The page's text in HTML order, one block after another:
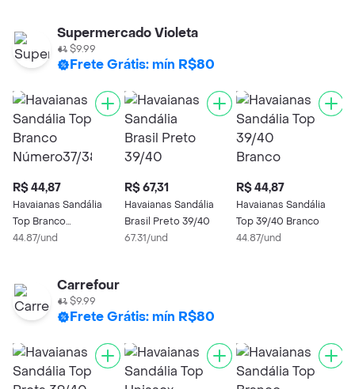
Supermercado Violeta
$9.99
Frete Grátis: mín R$80
R$ 44,87
Havaianas Sandália
Top Branco
Número37/38
44.87/und
R$ 67,31
Havaianas Sandália
Brasil Preto 39/40
67.31/und
R$ 44,87
Havaianas Sandália
Top 39/40 Branco
44.87/und
Carrefour
$9.99
Frete Grátis: mín R$80